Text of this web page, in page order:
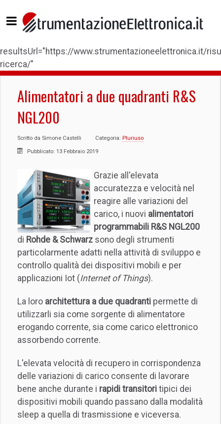
resultsUrl="https://www.strumentazioneelettronica.it/
ricerca/"
Alimentatori a due quadranti R&S
NGL200
Scritto da Simone Castelli Categoria: Pluriuso
Pubblicato: 13 Febbraio 2019
Grazie all'elevata
accuratezza e velocità nel
reagire alle variazioni del
carico, i nuovi alimentatori
programmabili R&S NGL200
di Rohde & Schwarz sono degli strumenti
particolarmente adatti nella attività di sviluppo e
controllo qualità dei dispositivi mobili e per
applicazioni Iot (Internet of Things).
La loro architettura a due quadranti permette di
utilizzarli sia come sorgente di alimentatore
erogando corrente, sia come carico elettronico
assorbendo corrente.
L'elevata velocità di recupero in corrispondenza
delle variazioni di carico consente di lavorare
bene anche durante i rapidi transitori tipici dei
dispositivi mobili quando passano dalla modalità
sleep a quella di trasmissione e viceversa.